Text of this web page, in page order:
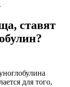
ставят
для того,